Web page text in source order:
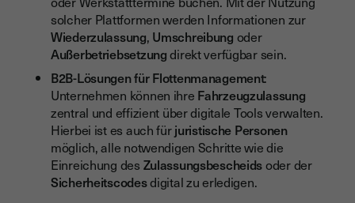
solcher Plattformen werden Informationen zur
Wiederzulassung, Umschreibung oder
Außerbetriebsetzungdirekt verfügbar sein.
B2B-Lösungen für Flottenmanagement:
Unternehmen können ihre Fahrzeugzulassung
zentral und effizient über digitale Tools verwalten.
Hierbei ist es auch fürjuristische Personen
möglich, alle notwendigen Schritte wie die
Einreichung des Zulassungsbescheidsoder der
Sicherheitscodesdigital zu erledigen.